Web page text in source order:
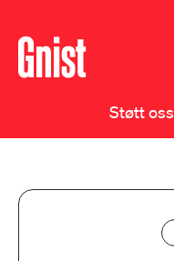
Støtt oss